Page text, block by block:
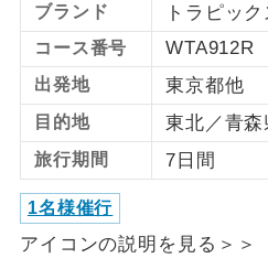
ブランド トラピッ
コース番号 WTA912R
出発地 東京都他
目的地 東北／青
旅行期間 7日間
1名様催行
アイコンの説明を見る＞＞
女性限定
女性限定で
す。
年齢制限あり
ご参加にあ
です。
航空会社指定
利用航空
ホテル指定
ご紹介する